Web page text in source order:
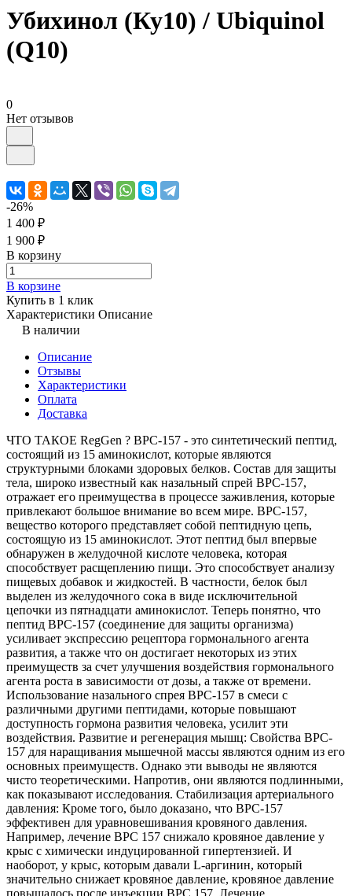
Убихинол (Ку10) / Ubiquinol
(Q10)
0
Нет отзывов
-26%
1 400 ₽
1 900 ₽
В корзину
В корзине
Купить в 1 клик
Характеристики Описание
В наличии
Описание
Отзывы
Характеристики
Оплата
Доставка
ЧТО ТАКОЕ RegGen ? BPC-157 - это синтетический пептид,
состоящий из 15 аминокислот, которые являются
структурными блоками здоровых белков. Состав для защиты
тела, широко известный как назальный спрей BPC-157,
отражает его преимущества в процессе заживления, которые
привлекают большое внимание во всем мире. BPC-157,
вещество которого представляет собой пептидную цепь,
состоящую из 15 аминокислот. Этот пептид был впервые
обнаружен в желудочной кислоте человека, которая
способствует расщеплению пищи. Это способствует анализу
пищевых добавок и жидкостей. В частности, белок был
выделен из желудочного сока в виде исключительной
цепочки из пятнадцати аминокислот. Теперь понятно, что
пептид BPC-157 (соединение для защиты организма)
усиливает экспрессию рецептора гормонального агента
развития, а также что он достигает некоторых из этих
преимуществ за счет улучшения воздействия гормонального
агента роста в зависимости от дозы, а также от времени.
Использование назального спрея BPC-157 в смеси с
различными другими пептидами, которые повышают
доступность гормона развития человека, усилит эти
воздействия. Развитие и регенерация мышц: Свойства BPC-
157 для наращивания мышечной массы являются одним из его
основных преимуществ. Однако эти выводы не являются
чисто теоретическими. Напротив, они являются подлинными,
как показывают исследования. Стабилизация артериального
давления: Кроме того, было доказано, что BPC-157
эффективен для уравновешивания кровяного давления.
Например, лечение BPC 157 снижало кровяное давление у
крыс с химически индуцированной гипертензией. И
наоборот, у крыс, которым давали L-аргинин, который
значительно снижает кровяное давление, кровяное давление
повышалось после инъекции BPC 157. Лечение